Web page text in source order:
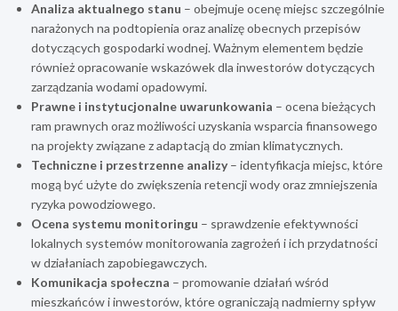
Analiza aktualnego stanu – obejmuje ocenę miejsc szczególnie
narażonych na podtopienia oraz analizę obecnych przepisów
dotyczących gospodarki wodnej. Ważnym elementem będzie
również opracowanie wskazówek dla inwestorów dotyczących
zarządzania wodami opadowymi.
Prawne i instytucjonalne uwarunkowania – ocena bieżących
ram prawnych oraz możliwości uzyskania wsparcia finansowego
na projekty związane z adaptacją do zmian klimatycznych.
Techniczne i przestrzenne analizy– identyfikacja miejsc, które
mogą być użyte do zwiększenia retencji wody oraz zmniejszenia
ryzyka powodziowego.
Ocena systemu monitoringu – sprawdzenie efektywności
lokalnych systemów monitorowania zagrożeń i ich przydatności
w działaniach zapobiegawczych.
Komunikacja społeczna – promowanie działań wśród
mieszkańców i inwestorów, które ograniczają nadmierny spływ